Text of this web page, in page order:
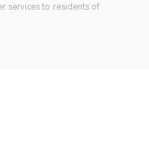
services to residents of